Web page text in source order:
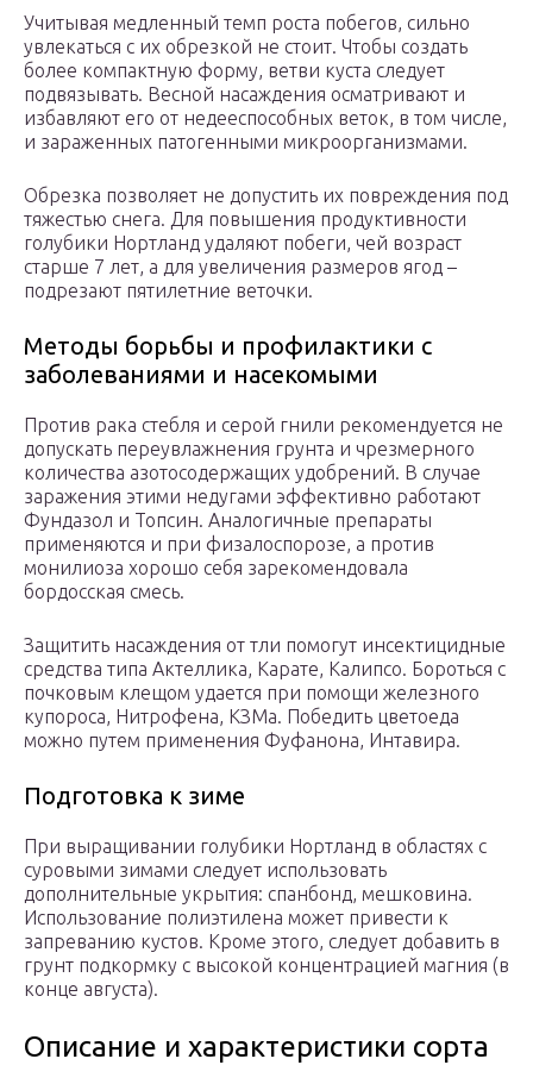
Учитывая медленный темп роста побегов, сильно
увлекаться с их обрезкой не стоит. Чтобы создать
более компактную форму, ветви куста следует
подвязывать. Весной насаждения осматривают и
избавляют его от недееспособных веток, в том числе,
и зараженных патогенными микроорганизмами.
Обрезка позволяет не допустить их повреждения под
тяжестью снега. Для повышения продуктивности
голубики Нортланд удаляют побеги, чей возраст
старше 7 лет, а для увеличения размеров ягод –
подрезают пятилетние веточки.
Методы борьбы и профилактики с
заболеваниями и насекомыми
Против рака стебля и серой гнили рекомендуется не
допускать переувлажнения грунта и чрезмерного
количества азотосодержащих удобрений. В случае
заражения этими недугами эффективно работают
Фундазол и Топсин. Аналогичные препараты
применяются и при физалоспорозе, а против
монилиоза хорошо себя зарекомендовала
бордосская смесь.
Защитить насаждения от тли помогут инсектицидные
средства типа Актеллика, Карате, Калипсо. Бороться с
почковым клещом удается при помощи железного
купороса, Нитрофена, КЗМа. Победить цветоеда
можно путем применения Фуфанона, Интавира.
Подготовка к зиме
При выращивании голубики Нортланд в областях с
суровыми зимами следует использовать
дополнительные укрытия: спанбонд, мешковина.
Использование полиэтилена может привести к
запреванию кустов. Кроме этого, следует добавить в
грунт подкормку с высокой концентрацией магния (в
конце августа).
Описание и характеристики сорта